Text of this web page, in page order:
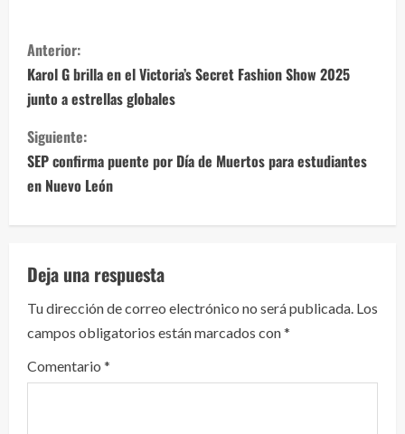
S
i
g
u
e
l
e
y
e
n
Anterior:
Karol G brilla en el Victoria’s Secret Fashion Show 2025
junto a estrellas globales
Siguiente:
SEP confirma puente por Día de Muertos para estudiantes
en Nuevo León
Deja una respuesta
Tu dirección de correo electrónico no será publicada. Los
campos obligatorios están marcados con*
Comentario *